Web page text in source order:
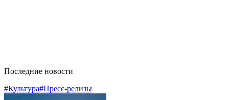
Последние новости
#Культура#Пресс-релизы